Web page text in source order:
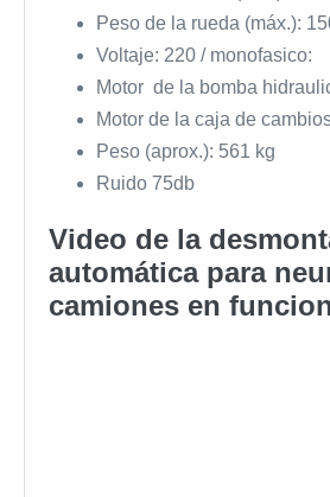
Peso de la rueda (máx.):
Voltaje: 220 / monofasico:
Motor de la bomba
Motor de la caja de
Peso (aprox.): 561 kg
Ruido 75db
Video de la
automática para
camiones en